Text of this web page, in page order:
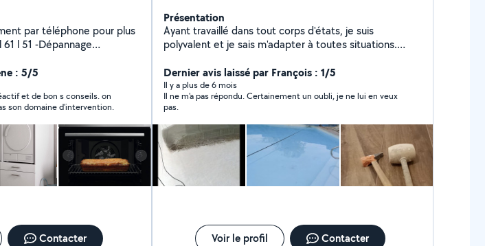
par téléphone pour plus
d'appareils
.
: 5/5
et de bon s conseils. on
son domaine d'intervention.
Contacter
Présentation
Ayant travaillé dans tout corps d'états, je suis
polyvalent et je sais m'adapter à toutes situations.
Dernier avis laissé par François : 1/5
Il y a plus de 6 mois
Il ne m'a pas répondu. Certainement un oubli, je ne lui en veux
pas.
Voir le profil Contacter